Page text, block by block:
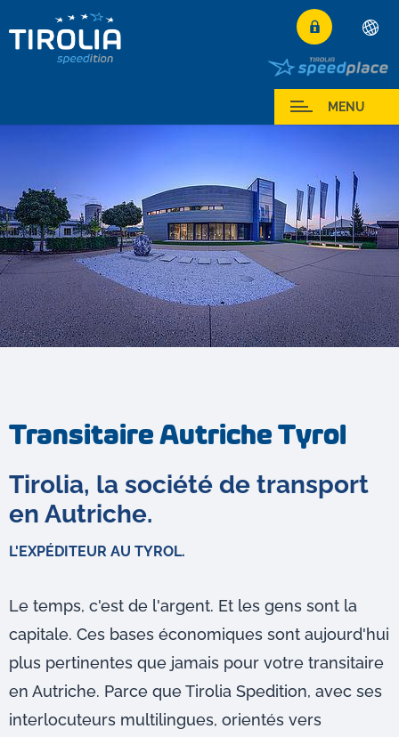
Deutsch
English
Français
Español
Polski
Česky
Magyar
Hrvatski
Română
MENU
Transitaire Autriche Tyrol
Tirolia, la société de transport
en Autriche.
L'EXPÉDITEUR AU TYROL.
Le temps, c'est de l'argent. Et les gens sont la
capitale. Ces bases économiques sont aujourd'hui
plus pertinentes que jamais pour votre transitaire
en Autriche. Parce que Tirolia Spedition, avec ses
interlocuteurs multilingues, orientés vers